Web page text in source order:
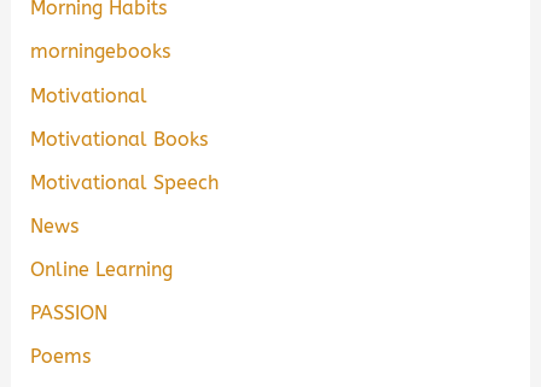
Morning Habits
morningebooks
Motivational
Motivational Books
Motivational Speech
News
Online Learning
PASSION
Poems